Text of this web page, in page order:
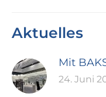
Aktuelles
Mit
24. Juni